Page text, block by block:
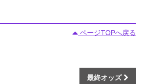
ページTOPへ戻る
最終オッズ